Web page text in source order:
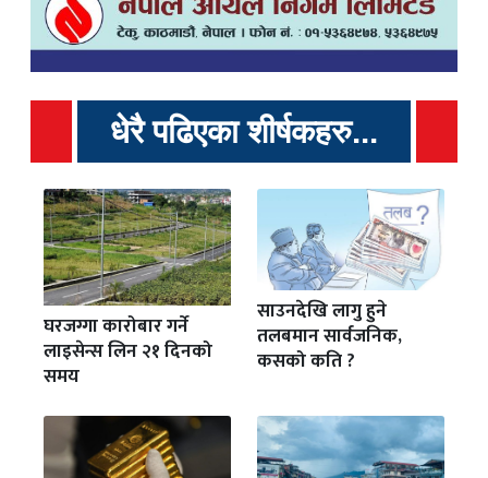
धेरै पढिएका शीर्षकहरु...
घरजग्गा कारोबार गर्ने
लाइसेन्स लिन २१ दिनको
समय
साउनदेखि लागु हुने
तलबमान सार्वजनिक,
कसको कति ?